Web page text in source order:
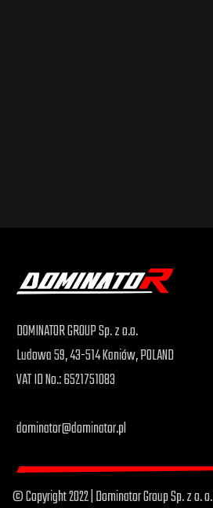
DOMINATOR GROUP Sp. z o.o.
Ludowa 59, 43-514 Kaniów, POLAND
VAT ID No.: 6521751083
dominator@dominator.pl
© Copyright 2022 | Dominator Group Sp. z o. o.